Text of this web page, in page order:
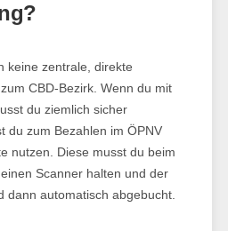
keine zentrale, direkte
CBD-Bezirk. Wenn du mit
du ziemlich sicher
du zum Bezahlen im ÖPNV
nutzen. Diese musst du beim
Scanner halten und der
dann automatisch abgebucht.